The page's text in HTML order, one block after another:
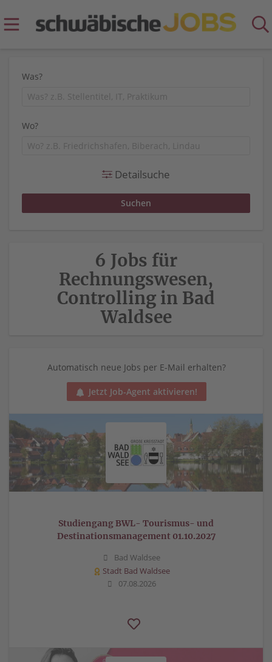
Was?
Wo?
Detailsuche
6 Jobs für
Rechnungswesen,
Controlling in Bad
Waldsee
Automatisch neue Jobs per E-Mail erhalten?
Jetzt Job-Agent aktivieren!
Studiengang BWL- Tourismus- und
Destinationsmanagement 01.10.2027
Bad Waldsee
Stadt Bad Waldsee
07.08.2026